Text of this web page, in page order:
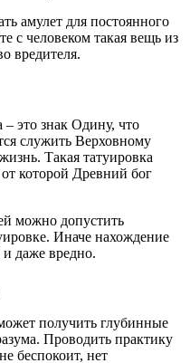
амулет для постоянного
с человеком такая вещь из
вредителя.
это знак Одину, что
служить Верховному
Такая татуировка
от которой Древний бог
можно допустить
Иначе нахождение
и даже вредно.
получить глубинные
Проводить практику
беспокоит, нет